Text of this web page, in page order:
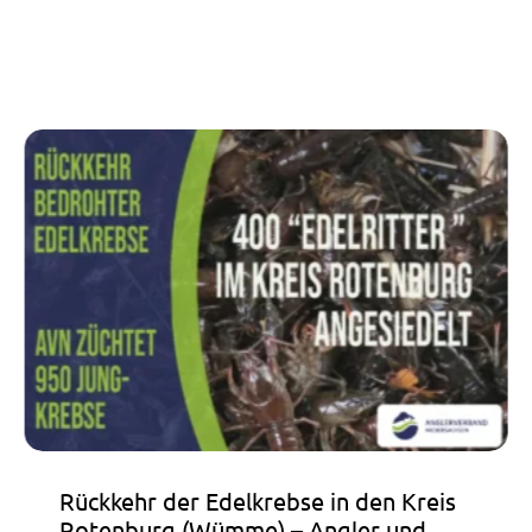
Rückkehr
der
Edelkrebse
in
den
Rotenburg
(Wümme)
Angler
und
siedelnRückkehr der Edelkrebse in den Kreis